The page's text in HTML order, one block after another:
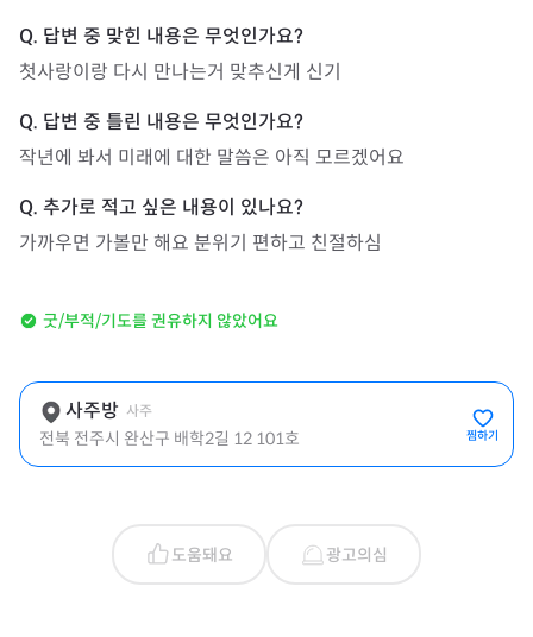
첫사랑이랑 다시 만나는거 맞추신게 신기
작년에 봐서 미래에 대한 말씀은 아직 모르겠어요
가까우면 가볼만 해요 분위기 편하고 친절하심
굿/부적/기도를 권유하지 않았어요
사주방 사주
전북 전주시 완산구 배학2길 12 101호 찜하기
도움돼요 광고의심